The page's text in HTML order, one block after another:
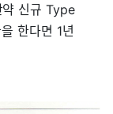
약 신규 Type
한다면 1년